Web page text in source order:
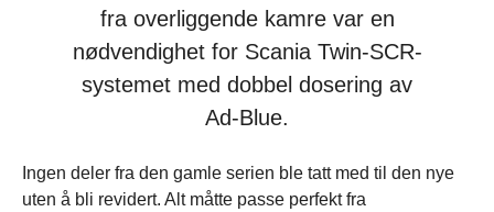
fra overliggende kamre var en
nødvendighet for Scania Twin-SCR-
systemet med dobbel dosering av
Ad-Blue.
Ingen deler fra den gamle serien ble tatt med til den nye
uten å bli revidert. Alt måtte passe perfekt fra